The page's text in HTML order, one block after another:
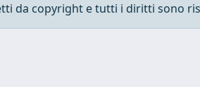
da copyright e tutti i diritti sono